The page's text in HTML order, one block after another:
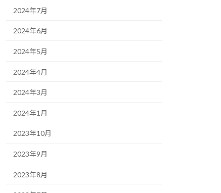
2024年7月
2024年6月
2024年5月
2024年4月
2024年3月
2024年1月
2023年10月
2023年9月
2023年8月